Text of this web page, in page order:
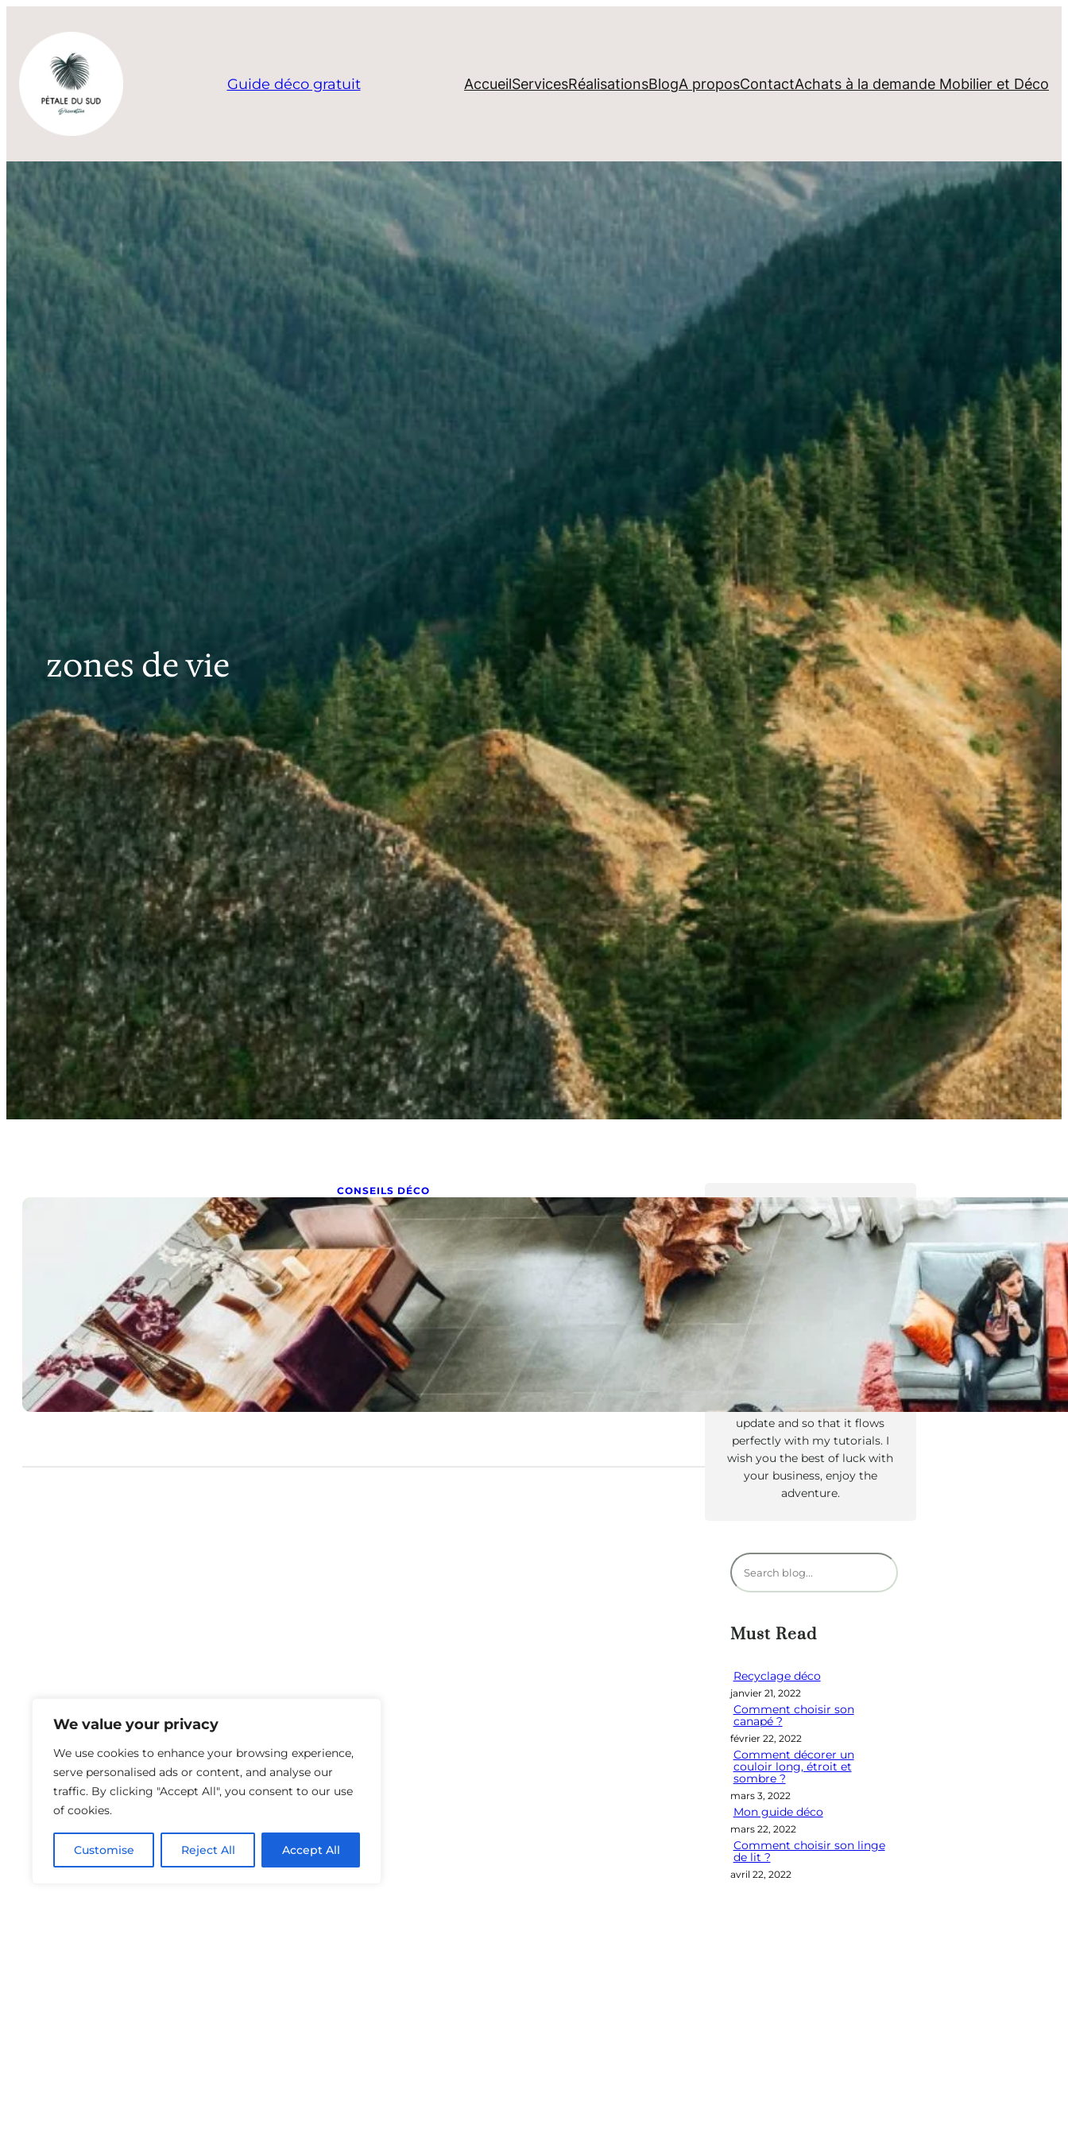
We value your privacy
We use cookies to enhance your browsing experience,
serve personalised ads or content, and analyse our
traffic. By clicking "Accept All", you consent to our use
of cookies.
Customise Reject All Accept All
contenu
Guide déco gratuit
AccueilServicesRéalisationsBlogA proposContactAchats à la demande Mobilier et Déco
zones de vie
CONSEILS DÉCO
Comment aménager une grande
pièce de vie ?
mars 29, 2023
Comment aménager une grande pièce de vie : 5
indispensables à connaître Aménager une grande pièce
de vie…
Hello, my name is Tyler Moore
and with the help of many
people I made this template. I
made it so it is super easy to
update and so that it flows
perfectly with my tutorials. I
wish you the best of luck with
your business, enjoy the
adventure.
R
e
h
r
c
h
e
r
Must Read
Recyclage déco
janvier 21, 2022
Comment choisir son
canapé ?
février 22, 2022
Comment décorer un
couloir long, étroit et
sombre ?
mars 3, 2022
Mon guide déco
mars 22, 2022
Comment choisir son linge
de lit ?
avril 22, 2022